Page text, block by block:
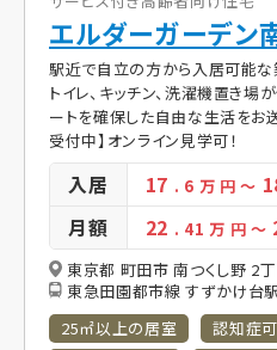
エルダーガーデン
駅近で自立の方から入居可能な
トイレ、キッチン、洗濯機置き場
ートを確保した自由な生活をお
受付中】オンライン見学可！
入居 17 . 6 万 円～
月額 22 . 41万 円 ～
東京都 町田市 南つくし野 2
東急田園都市線 すずかけ台
25㎡以上の居室
認知症可